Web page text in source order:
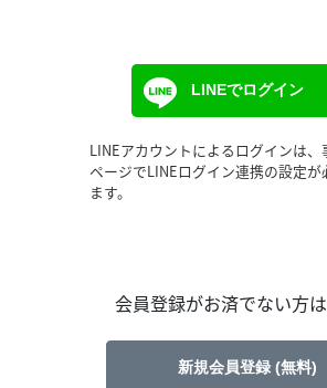
LINEでログイン
LINEアカウントによるログインは、
ページでLINEログイン連携の設定が
ます。
会員登録がお済でない方
新規会員登録 (無料)